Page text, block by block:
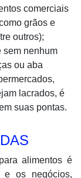
comerciais
grãos e
outros);
sem nenhum
ou aba
lacrados, é
suas pontas.
alimentos é
e os negócios,